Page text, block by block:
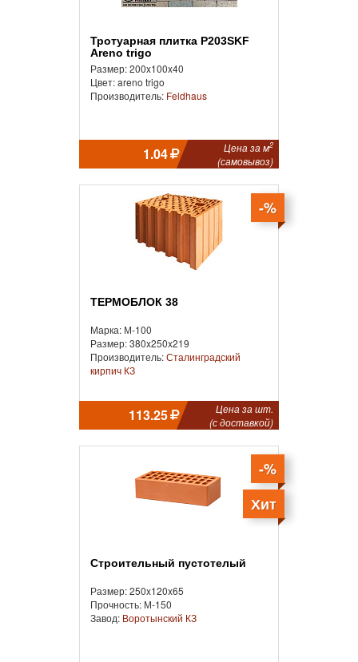
Тротуарная плитка P203SKF
Areno trigo
Размер: 200x100x40
Цвет: areno trigo
Производитель: Feldhaus
1.04 Цена за м2
(самовывоз)
-%
ТЕРМОБЛОК 38
Марка: М-100
Размер: 380x250x219
Производитель:Сталинградский
кирпич КЗ
113.25
Цена за шт.
(с доставкой)
-%
Хит
Строительный пустотелый
Размер: 250x120x65
Прочность: М-150
Завод: Воротынский КЗ